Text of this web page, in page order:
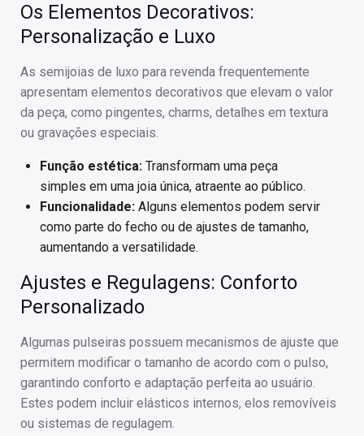
Os Elementos Decorativos:
Personalização e Luxo
As semijoias de luxo para revenda frequentemente
apresentam elementos decorativos que elevam o valor
da peça, como pingentes, charms, detalhes em textura
ou gravações especiais.
Função estética: Transformam uma peça
simples em uma joia única, atraente ao público.
Funcionalidade: Alguns elementos podem servir
como parte do fecho ou de ajustes de tamanho,
aumentando a versatilidade.
Ajustes e Regulagens: Conforto
Personalizado
Algumas pulseiras possuem mecanismos de ajuste que
permitem modificar o tamanho de acordo com o pulso,
garantindo conforto e adaptação perfeita ao usuário.
Estes podem incluir elásticos internos, elos removíveis
ou sistemas de regulagem.